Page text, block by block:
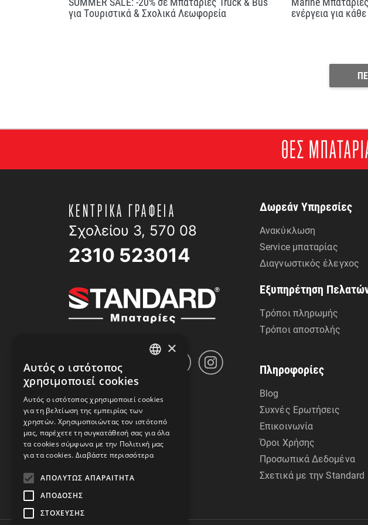
για Τουριστικά & Σχολικά Λεωφορεία ενέργεια για
ΘΕΣ
ΚΕΝΤΡΙΚΑ ΓΡΑΦΕΙΑ
Σχολείου 3, 570 08
2310 523014
Δωρεάν Υπηρεσίες
Ανακύκλωση
Service μπαταρίας
Διαγνωστικός έλεγχος
Εξυπηρέτηση
Τρόποι πληρωμής
Τρόποι αποστολής
Πληροφορίες
Blog
Συχνές Ερωτήσεις
Επικοινωνία
Όροι Χρήσης
Προσωπικά Δεδομένα
Σχετικά με την Standard
×
Αυτός ο ιστότοπος
χρησιμοποιεί cookies
Αυτός ο ιστότοπος χρησιμοποιεί cookies
για τη βελτίωση της εμπειρίας των
χρηστών. Χρησιμοποιώντας τον ιστότοπό
μας, παρέχετε τη συγκατάθεσή σας για όλα
τα cookies σύμφωνα με την Πολιτική μας
για τα cookies. Διαβάστε περισσότερα
ΑΠΟΛΎΤΩΣ ΑΠΑΡΑΊΤΗΤΑ
ΑΠΌΔΟΣΗΣ
ΣΤΌΧΕΥΣΗΣ